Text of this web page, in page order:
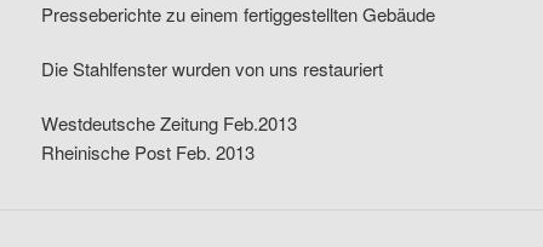
Presseberichte zu einem fertiggestellten Gebäude
Die Stahlfenster wurden von uns restauriert
Westdeutsche Zeitung Feb.2013
Rheinische Post Feb. 2013